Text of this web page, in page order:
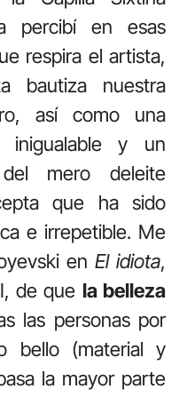
percibí en esas
respira el artista,
bautiza nuestra
así como una
inigualable y un
mero deleite
que ha sido
e irrepetible. Me
en El idiota,
de que la belleza
las personas por
bello (material y
la mayor parte